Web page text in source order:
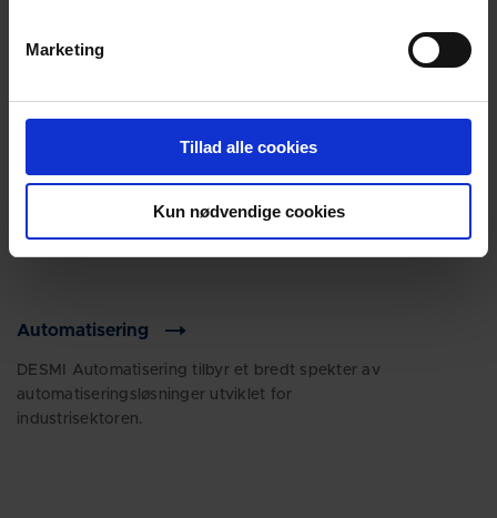
Marketing
Tillad alle cookies
Kun nødvendige cookies
Automatisering
DESMI Automatisering tilbyr et bredt spekter av
automatiseringsløsninger utviklet for
industrisektoren.